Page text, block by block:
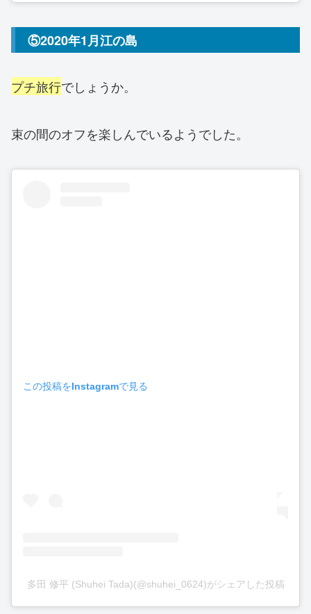
⑤2020年1月江の島
プチ旅行でしょうか。
束の間のオフを楽しんでいるようでした。
この投稿をInstagramで見る
多田 修平 (Shuhei Tada)(@shuhei_0624)がシェアした投稿